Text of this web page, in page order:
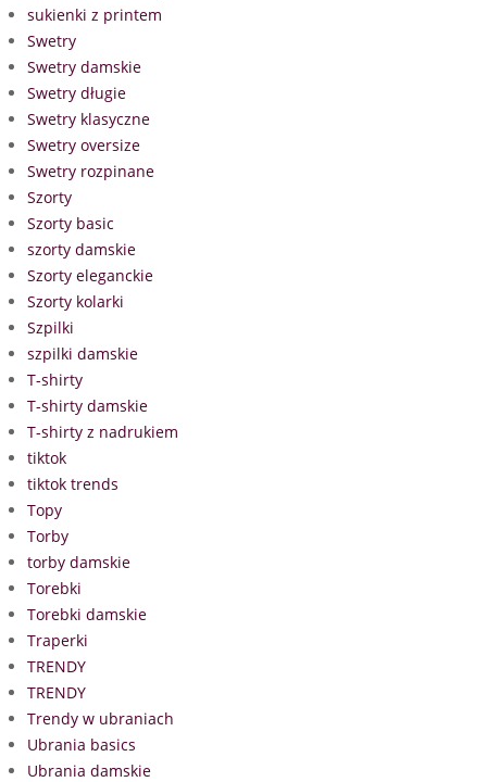
sukienki z printem
Swetry
Swetry damskie
Swetry długie
Swetry klasyczne
Swetry oversize
Swetry rozpinane
Szorty
Szorty basic
szorty damskie
Szorty eleganckie
Szorty kolarki
Szpilki
szpilki damskie
T-shirty
T-shirty damskie
T-shirty z nadrukiem
tiktok
tiktok trends
Topy
Torby
torby damskie
Torebki
Torebki damskie
Traperki
TRENDY
TRENDY
Trendy w ubraniach
Ubrania basics
Ubrania damskie